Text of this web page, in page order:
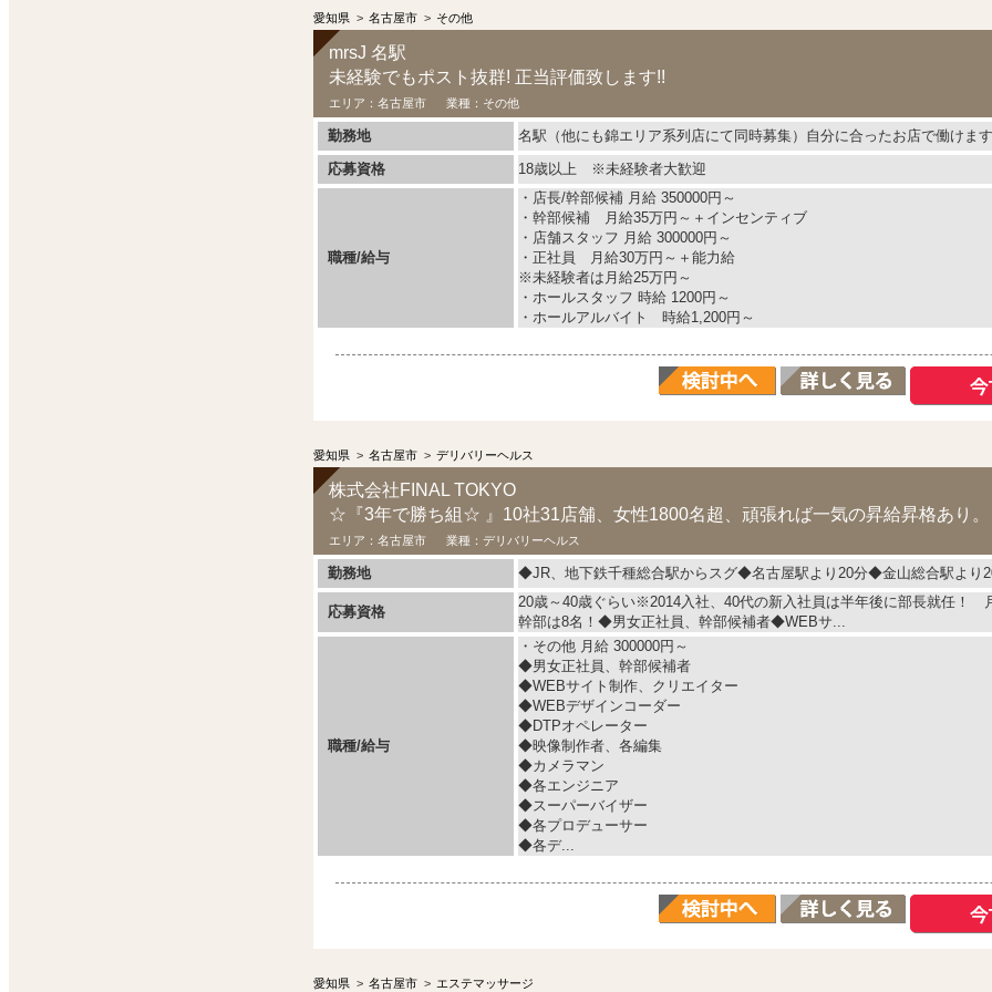
愛知県 > 名古屋市 > その他
mrsJ 名駅
未経験でもポスト抜群! 正当評価致します!!
エリア： 名古屋市 業種： その他
勤務地
名駅（他にも錦エリア系列店にて同時募集）自分に合ったお店で働けま
応募資格
18歳以上 ※未経験者大歓迎
職種/給与
・店長/幹部候補 月給 350000円～
・幹部候補 月給35万円～＋インセンティブ
・店舗スタッフ 月給 300000円～
・正社員 月給30万円～＋能力給
※未経験者は月給25万円～
・ホールスタッフ 時給 1200円～
・ホールアルバイト 時給1,200円～
愛知県 > 名古屋市 > デリバリーヘルス
株式会社FINAL TOKYO
☆『3年で勝ち組☆ 』10社31店舗、女性1800名超、頑張れば一気の昇給昇格あり。
エリア： 名古屋市 業種： デリバリーヘルス
勤務地 ◆JR、地下鉄千種総合駅からスグ◆名古屋駅より20分◆金山総合駅より
応募資格
20歳～40歳ぐらい※2014入社、40代の新入社員は半年後に部長就任
幹部は8名！◆男女正社員、幹部候補者◆WEBサ...
職種/給与
・その他 月給 300000円～
◆男女正社員、幹部候補者
◆WEBサイト制作、クリエイター
◆WEBデザインコーダー
◆DTPオペレーター
◆映像制作者、各編集
◆カメラマン
◆各エンジニア
◆スーパーバイザー
◆各プロデューサー
◆各デ...
愛知県 > 名古屋市 > エステマッサージ